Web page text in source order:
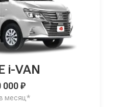
i-VAN
000 ₽
месяц*